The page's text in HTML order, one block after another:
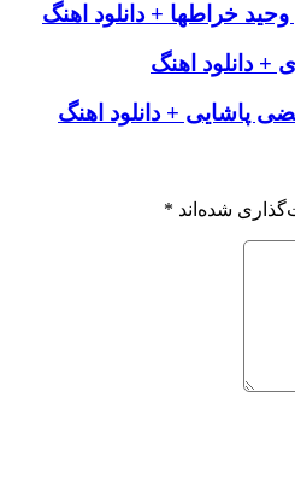
خراطها + دانلود اهنگ
دانلود اهنگ
پاشایی + دانلود اهنگ
شده‌اند *